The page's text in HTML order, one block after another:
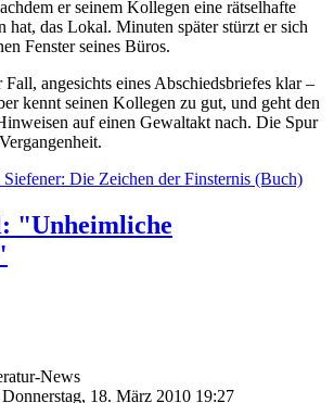
er seinem Kollegen eine rätselhafte
hat, das Lokal. Minuten später stürzt er sich
Fenster seines Büros.
angesichts eines Abschiedsbriefes klar –
kennt seinen Kollegen zu gut, und geht den
auf einen Gewaltakt nach. Die Spur
Die Zeichen der Finsternis (Buch)
"Unheimliche
News
18. März 2010 19:27